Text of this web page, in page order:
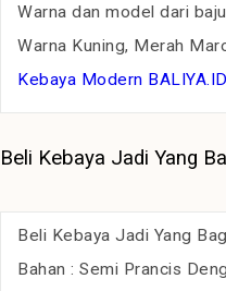
Warna dan model dari
Warna Kuning, Merah
Kebaya Modern BALIYA.ID
Beli Kebaya Jadi Yang
Beli Kebaya Jadi Yang
Bahan : Semi Prancis